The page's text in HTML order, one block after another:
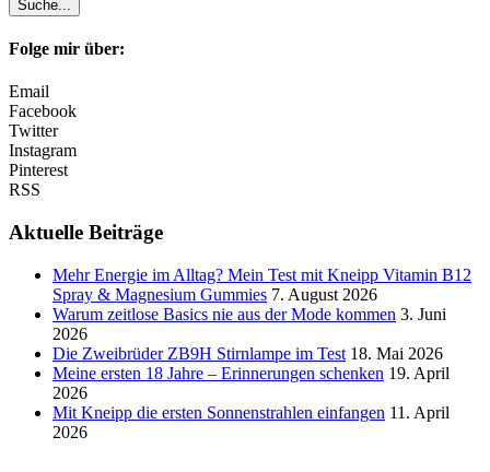
Folge mir über:
Email
Facebook
Twitter
Instagram
Pinterest
RSS
Aktuelle Beiträge
Mehr Energie im Alltag? Mein Test mit Kneipp Vitamin B12
Spray & Magnesium Gummies 7. August 2026
Warum zeitlose Basics nie aus der Mode kommen 3. Juni
2026
Die Zweibrüder ZB9H Stirnlampe im Test 18. Mai 2026
Meine ersten 18 Jahre – Erinnerungen schenken 19. April
2026
Mit Kneipp die ersten Sonnenstrahlen einfangen 11. April
2026